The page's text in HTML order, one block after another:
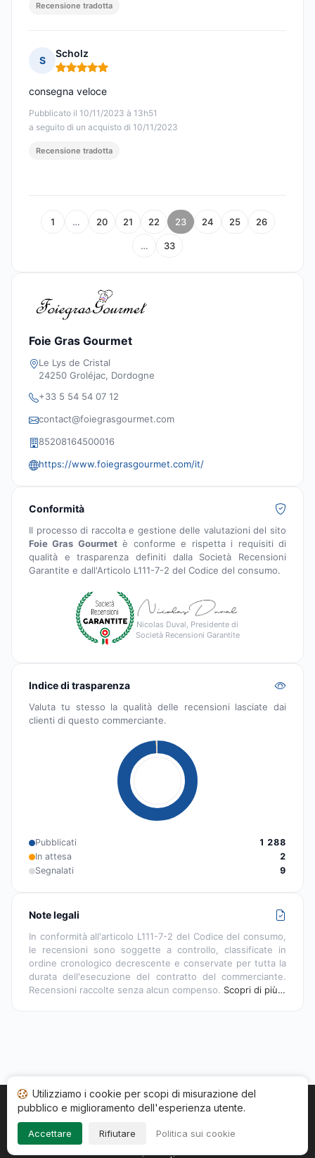
Recensione tradotta
S
Scholz
Nota: 5 su 5
Pubblicato il 10/11/2023 à 13h51
a seguito di un acquisto di 10/11/2023
consegna veloce
Recensione tradotta
1 … 20 21 22 23 24 25 26
… 33
Foie Gras Gourmet
Le Lys de Cristal
24250 Groléjac, Dordogne
+33 5 54 54 07 12
contact@foiegrasgourmet.com
85208164500016
https://www.foiegrasgourmet.com/it/
Conformità
Il processo di raccolta e gestione delle valutazioni del sito
Foie Gras Gourmetè conforme e rispetta i requisiti di
qualità e trasparenza definiti dalla Società Recensioni
Garantite e dall'Articolo L111-7-2 del Codice del consumo.
Nicolas Duval, Presidente di
Società Recensioni Garantite
Indice di trasparenza
Valuta tu stesso la qualità delle recensioni lasciate dai
clienti di questo commerciante.
Pubblicati
1 288
In attesa
2
Segnalati
9
Note legali
In conformità all'articolo L111-7-2 del Codice del consumo,
le recensioni sono soggette a controllo, classificate in
ordine cronologico decrescente e conservate per tutta la
durata dell'esecuzione del contratto del commerciante.
Recensioni raccolte senza alcun compenso. Scopri di più…
Home Stato recensioni Categorie CGU
Copyright © 2026
Utilizziamo i cookie per scopi di misurazione del
pubblico e miglioramento dell'esperienza utente.
Accettare Rifiutare Politica sui cookie